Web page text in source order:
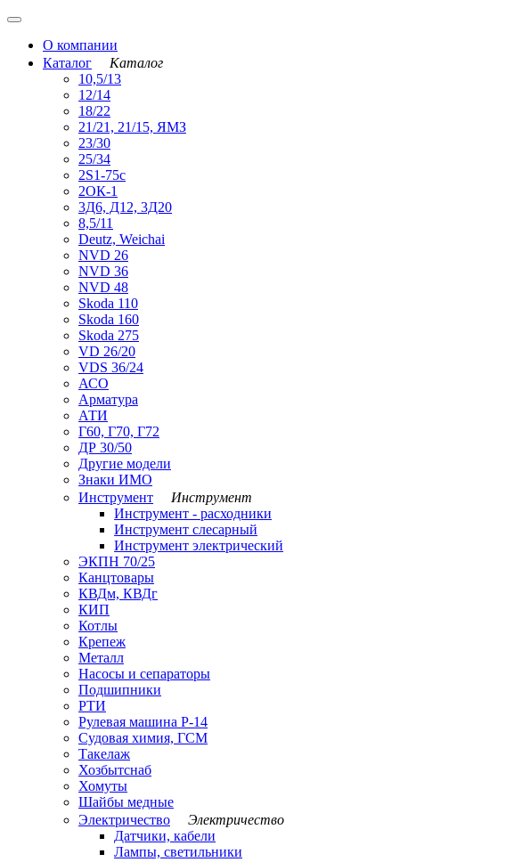
О компании
Каталог
Каталог
10,5/13
12/14
18/22
21/21, 21/15, ЯМЗ
23/30
25/34
2S1-75с
2ОК-1
3Д6, Д12, 3Д20
8,5/11
Deutz, Weichai
NVD 26
NVD 36
NVD 48
Skoda 110
Skoda 160
Skoda 275
VD 26/20
VDS 36/24
АСО
Арматура
АТИ
Г60, Г70, Г72
ДР 30/50
Другие модели
Знаки ИМО
Инструмент
Инструмент
Инструмент - расходники
Инструмент слесарный
Инструмент электрический
ЭКПН 70/25
Канцтовары
КВДм, КВДг
КИП
Котлы
Крепеж
Металл
Насосы и сепараторы
Подшипники
РТИ
Рулевая машина Р-14
Судовая химия, ГСМ
Такелаж
Хозбытснаб
Хомуты
Шайбы медные
Электричество
Электричество
Датчики, кабели
Лампы, светильники